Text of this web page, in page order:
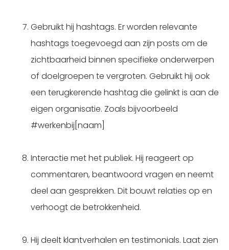
Gebruikt hij hashtags. Er worden relevante
hashtags toegevoegd aan zijn posts om de
zichtbaarheid binnen specifieke onderwerpen
of doelgroepen te vergroten. Gebruikt hij ook
een terugkerende hashtag die gelinkt is aan de
eigen organisatie. Zoals bijvoorbeeld
#werkenbij[naam]
Interactie met het publiek. Hij reageert op
commentaren, beantwoord vragen en neemt
deel aan gesprekken. Dit bouwt relaties op en
verhoogt de betrokkenheid.
Hij deelt klantverhalen en testimonials. Laat zien